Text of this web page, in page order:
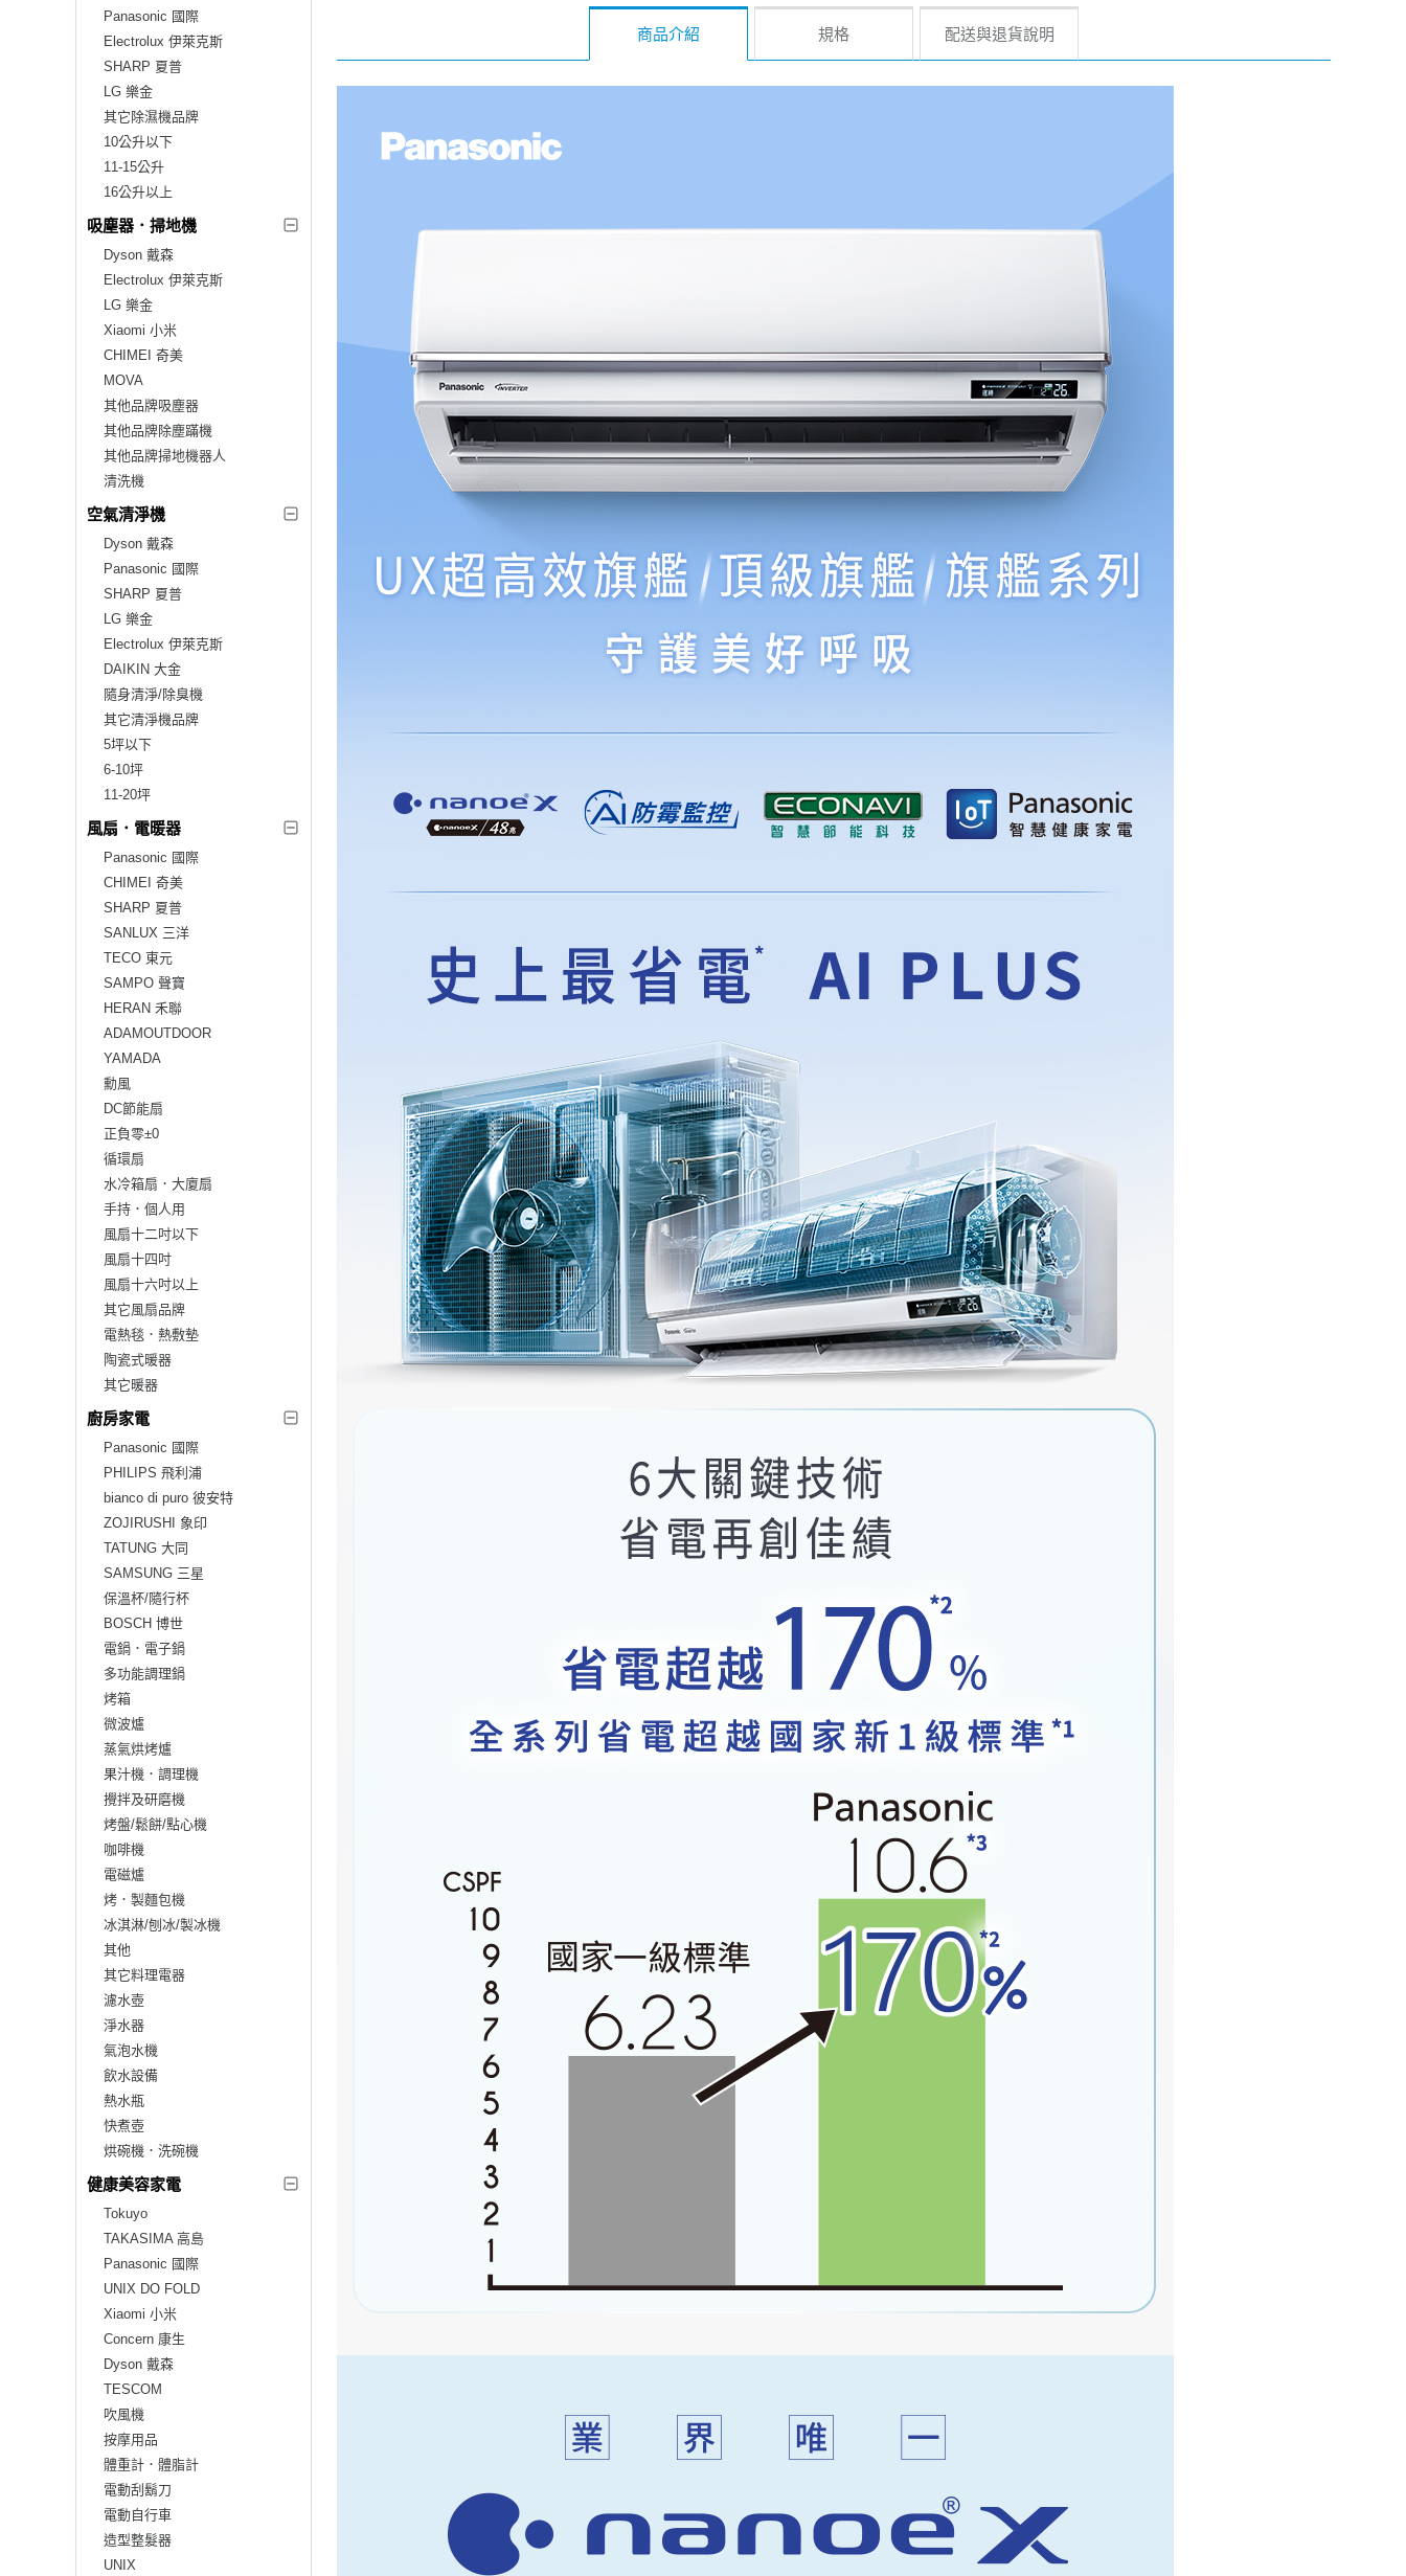
Panasonic 國際
Electrolux 伊萊克斯
SHARP 夏普
LG 樂金
其它除濕機品牌
10公升以下
11-15公升
16公升以上
吸塵器．掃地機
Dyson 戴森
Electrolux 伊萊克斯
LG 樂金
Xiaomi 小米
CHIMEI 奇美
MOVA
其他品牌吸塵器
其他品牌除塵蹣機
其他品牌掃地機器人
清洗機
空氣清淨機
Dyson 戴森
Panasonic 國際
SHARP 夏普
LG 樂金
Electrolux 伊萊克斯
DAIKIN 大金
隨身清淨/除臭機
其它清淨機品牌
5坪以下
6-10坪
11-20坪
風扇．電暖器
Panasonic 國際
CHIMEI 奇美
SHARP 夏普
SANLUX 三洋
TECO 東元
SAMPO 聲寶
HERAN 禾聯
ADAMOUTDOOR
YAMADA
勳風
DC節能扇
正負零±0
循環扇
水冷箱扇．大廈扇
手持．個人用
風扇十二吋以下
風扇十四吋
風扇十六吋以上
其它風扇品牌
電熱毯．熱敷墊
陶瓷式暖器
其它暖器
廚房家電
Panasonic 國際
PHILIPS 飛利浦
bianco di puro 彼安特
ZOJIRUSHI 象印
TATUNG 大同
SAMSUNG 三星
保溫杯/隨行杯
BOSCH 博世
電鍋．電子鍋
多功能調理鍋
烤箱
微波爐
蒸氣烘烤爐
果汁機．調理機
攪拌及研磨機
烤盤/鬆餅/點心機
咖啡機
電磁爐
烤．製麵包機
冰淇淋/刨冰/製冰機
其他
其它料理電器
濾水壺
淨水器
氣泡水機
飲水設備
熱水瓶
快煮壺
烘碗機．洗碗機
健康美容家電
Tokuyo
TAKASIMA 高島
Panasonic 國際
UNIX DO FOLD
Xiaomi 小米
Concern 康生
Dyson 戴森
TESCOM
吹風機
按摩用品
體重計．體脂計
電動刮鬍刀
電動自行車
造型整髮器
UNIX
商品介紹 規格 配送與退貨說明